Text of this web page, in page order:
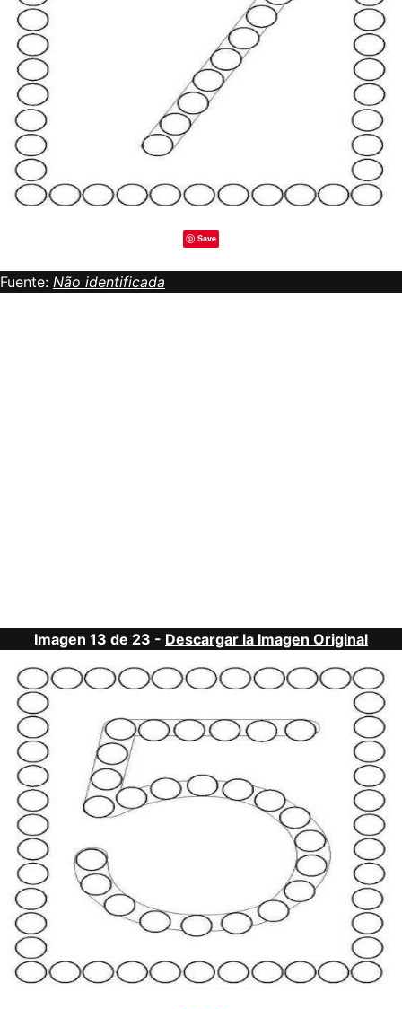
Save
Fuente: Não identificada
Imagen 13 de 23 - Descargar la Imagen Original